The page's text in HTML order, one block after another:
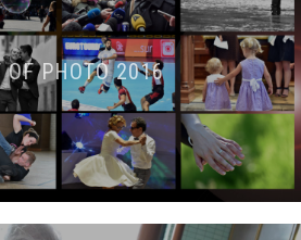
OF PHOTO 2016